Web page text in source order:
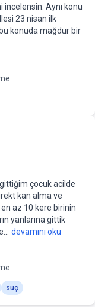
incelensin. Aynı konu
23 nisan ilk
konuda mağdur bir
çocuk acilde
kan alma ve
az 10 kere birinin
yanlarına gittik
devamını oku
suç